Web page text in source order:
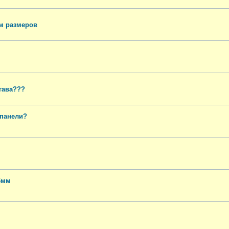
размеров